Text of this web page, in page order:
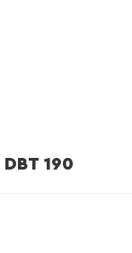
DBT 190